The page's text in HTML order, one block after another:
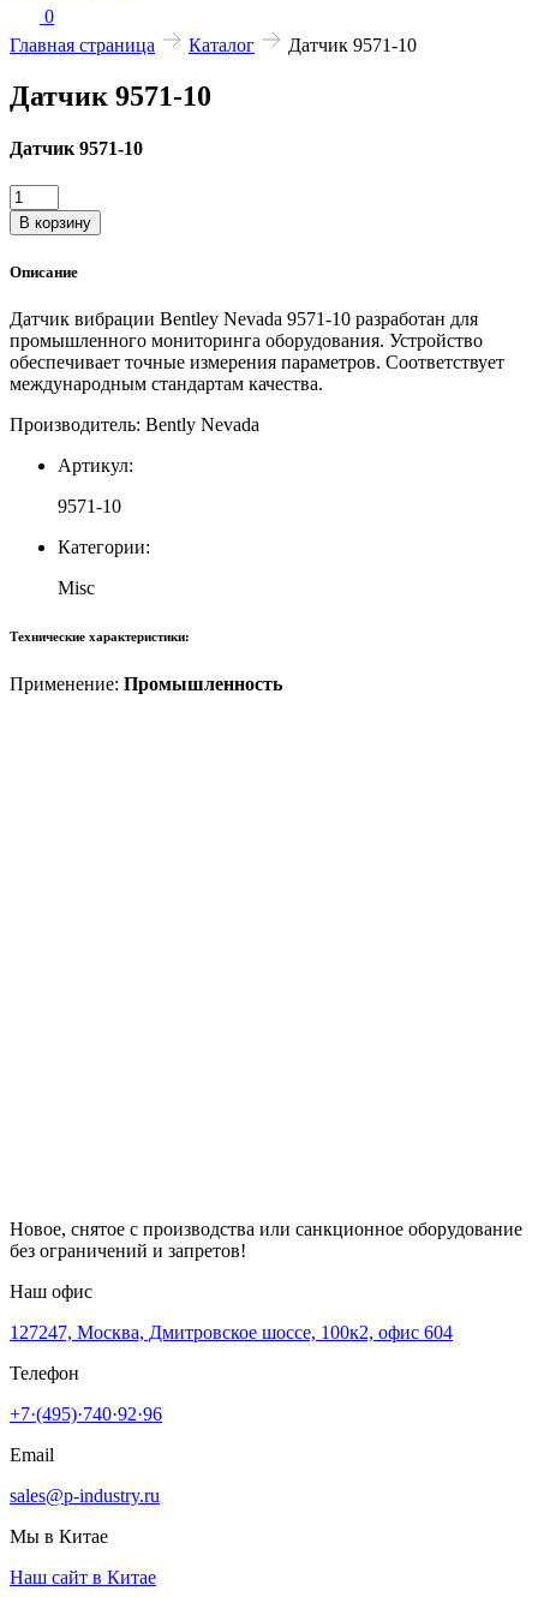
0
Главная страница
Каталог Датчик 9571-10
Датчик 9571-10
Датчик 9571-10
Количество
товара
Датчик
10
В корзину
Описание
Датчик вибрации Bentley Nevada 9571-10 разработан для
промышленного мониторинга оборудования. Устройство
обеспечивает точные измерения параметров. Соответствует
международным стандартам качества.
Производитель: Bently Nevada
Артикул:
9571-10
Категории:
Misc
Технические характеристики:
Применение: Промышленность
Новое, снятое с производства или санкционное оборудование
без ограничений и запретов!
Наш офис
127247, Москва, Дмитровское шоссе, 100к2, офис 604
Телефон
+7·(495)·740·92·96
Email
sales@p-industry.ru
Мы в Китае
Наш сайт в Китае